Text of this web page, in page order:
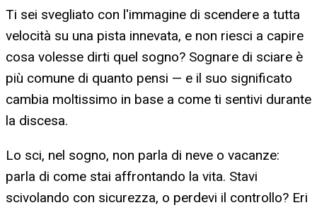
Ti sei svegliato con l'immagine di scendere a tutta
velocità su una pista innevata, e non riesci a capire
cosa volesse dirti quel sogno? Sognare di sciare è
più comune di quanto pensi — e il suo significato
cambia moltissimo in base a come ti sentivi durante
la discesa.
Lo sci, nel sogno, non parla di neve o vacanze:
parla di come stai affrontando la vita. Stavi
scivolando con sicurezza, o perdevi il controllo? Eri